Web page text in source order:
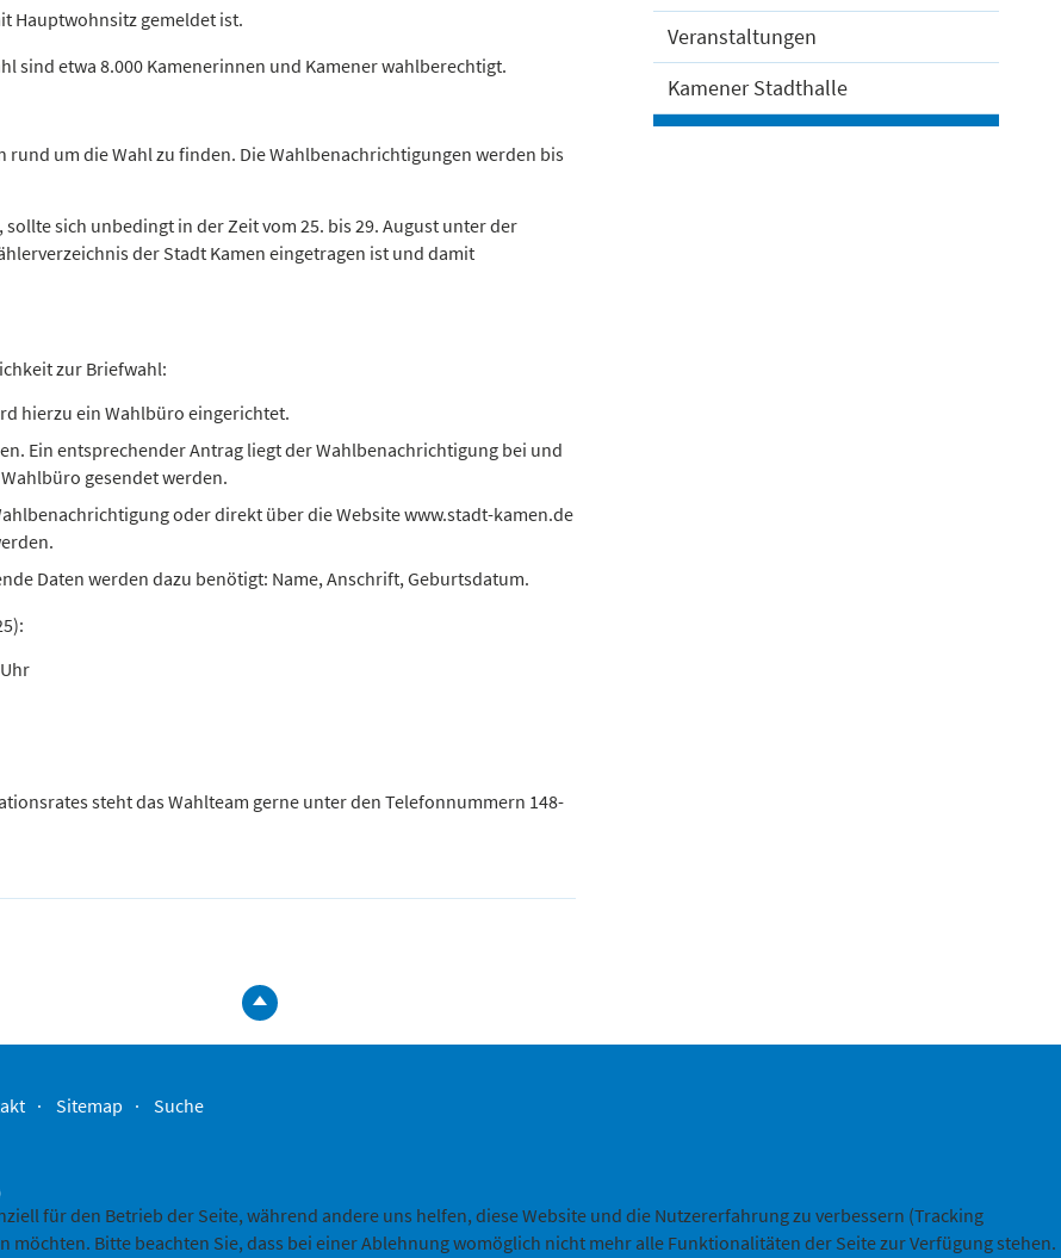
Hauptwohnsitz gemeldet ist.
sind etwa 8.000 Kamenerinnen und Kamener wahlberechtigt.
um die Wahl zu finden. Die Wahlbenachrichtigungen werden bis
sich unbedingt in der Zeit vom 25. bis 29. August unter der
der Stadt Kamen eingetragen ist und damit
zur Briefwahl:
hierzu ein Wahlbüro eingerichtet.
Ein entsprechender Antrag liegt der Wahlbenachrichtigung bei und
gesendet werden.
oder direkt über die Website www.stadt-kamen.de
Daten werden dazu benötigt: Name, Anschrift, Geburtsdatum.
steht das Wahlteam gerne unter den Telefonnummern 148-
Veranstaltungen
Kamener Stadthalle
zum
Seitenanfang
Sitemap Suche
für den Betrieb der Seite, während andere uns helfen, diese Website und die Nutzererfahrung zu verbessern (Tracking
möchten. Bitte beachten Sie, dass bei einer Ablehnung womöglich nicht mehr alle Funktionalitäten der Seite zur Verfügung stehen.